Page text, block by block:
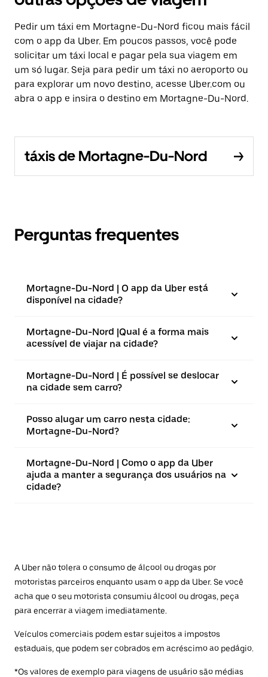
Pedir um táxi em Mortagne-Du-Nord ficou mais fácil
com o app da Uber. Em poucos passos, você pode
solicitar um táxi local e pagar pela sua viagem em
um só lugar. Seja para pedir um táxi no aeroporto ou
para explorar um novo destino, acesse Uber.com ou
abra o app e insira o destino em Mortagne-Du-Nord.
táxis de Mortagne-Du-Nord
Perguntas frequentes
Mortagne-Du-Nord | O app da Uber está
disponível na cidade?
Mortagne-Du-Nord |⁠Qual é a forma mais
acessível de viajar na cidade?
Mortagne-Du-Nord | É possível se deslocar
na cidade sem carro?
Posso alugar um carro nesta cidade:
Mortagne-Du-Nord?
Mortagne-Du-Nord | Como o app da Uber
ajuda a manter a segurança dos usuários na
cidade?
A Uber não tolera o consumo de álcool ou drogas por
motoristas parceiros enquanto usam o app da Uber. Se você
acha que o seu motorista consumiu álcool ou drogas, peça
para encerrar a viagem imediatamente.
Veículos comerciais podem estar sujeitos a impostos
estaduais, que podem ser cobrados em acréscimo ao pedágio.
*Os valores de exemplo para viagens de usuário são médias